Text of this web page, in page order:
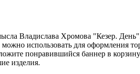
Владислава Хромова "Кезер.
использовать для оформления
понравившийся баннер в
изделия.